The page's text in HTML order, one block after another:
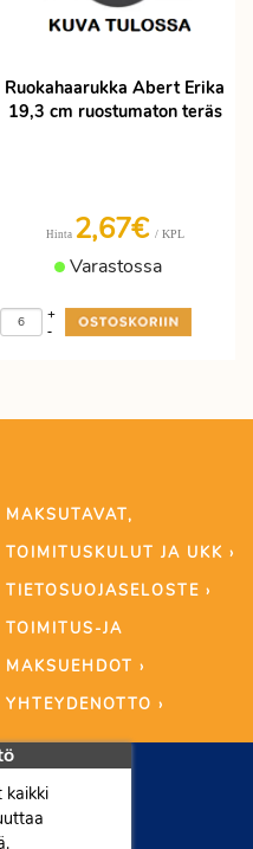
Ruokahaarukka Abert Erika
19,3 cm ruostumaton teräs
Hinta 2,67€ / KPL
Varastossa
-
+
MAKSUTAVAT,
TOIMITUSKULUT JA UKK ›
TIETOSUOJASELOSTE ›
TOIMITUS-JA
MAKSUEHDOT ›
YHTEYDENOTTO ›
kaikki